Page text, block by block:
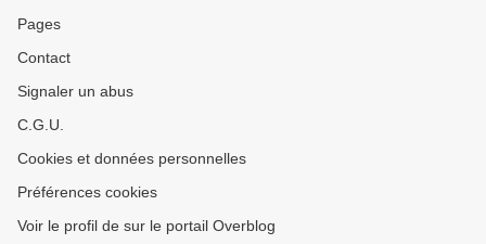
Pages
Contact
Signaler un abus
C.G.U.
Cookies et données personnelles
Préférences cookies
Voir le profil de sur le portail Overblog